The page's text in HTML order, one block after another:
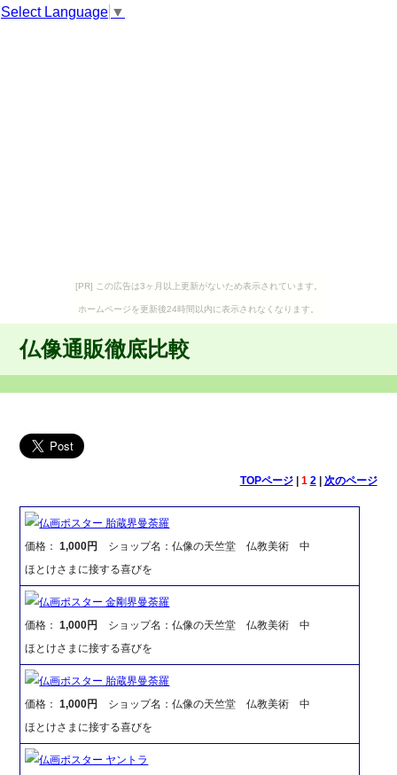
Select Language ▼
[PR] この広告は3ヶ月以上更新がないため表示されています。
ホームページを更新後24時間以内に表示されなくなります。
仏像通販徹底比較
TOPページ| 1 2| 次のページ
仏画ポスター 胎蔵界曼荼羅
価格：1,000円
ショップ名：仏像の天竺堂 仏教美術 中
ほとけさまに接する喜びを
仏画ポスター 金剛界曼荼羅
価格：1,000円
ショップ名：仏像の天竺堂 仏教美術 中
ほとけさまに接する喜びを
仏画ポスター 胎蔵界曼荼羅
価格：1,000円
ショップ名：仏像の天竺堂 仏教美術 中
ほとけさまに接する喜びを
仏画ポスター ヤントラ